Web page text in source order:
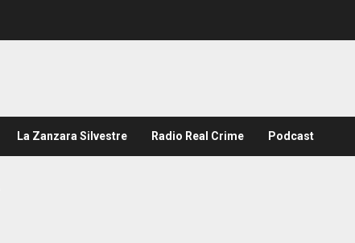
La Zanzara Silvestre Radio Real Crime Podcast